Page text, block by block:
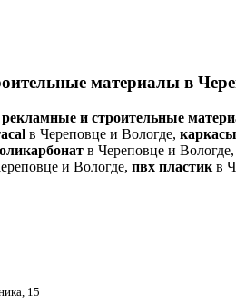
материалы в
рекламные и строительные
в Череповце и Вологде,
в Череповце и Вологде,
и Вологде, пвх пластик в
15